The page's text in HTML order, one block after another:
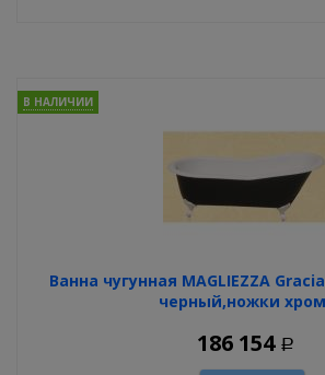
Ванна чугунная MAGLIEZZA
черный,ножки
В НАЛИЧИИ
186 154 Р